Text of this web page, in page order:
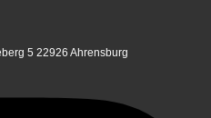
5 22926 Ahrensburg